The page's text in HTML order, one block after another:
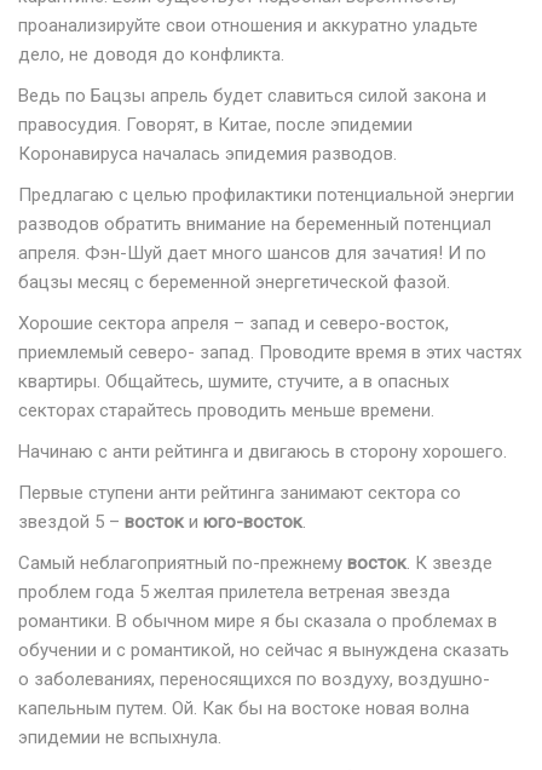
проанализируйте свои отношения и аккуратно уладьте
дело, не доводя до конфликта.
Ведь по Бацзы апрель будет славиться силой закона и
правосудия. Говорят, в Китае, после эпидемии
Коронавируса началась эпидемия разводов.
Предлагаю с целью профилактики потенциальной энергии
разводов обратить внимание на беременный потенциал
апреля. Фэн-Шуй дает много шансов для зачатия! И по
бацзы месяц с беременной энергетической фазой.
Хорошие сектора апреля – запад и северо-восток,
приемлемый северо- запад. Проводите время в этих частях
квартиры. Общайтесь, шумите, стучите, а в опасных
секторах старайтесь проводить меньше времени.
Начинаю с анти рейтинга и двигаюсь в сторону хорошего.
Первые ступени анти рейтинга занимают сектора со
звездой 5 – восток и юго-восток.
Самый неблагоприятный по-прежнему восток. К звезде
проблем года 5 желтая прилетела ветреная звезда
романтики. В обычном мире я бы сказала о проблемах в
обучении и с романтикой, но сейчас я вынуждена сказать
о заболеваниях, переносящихся по воздуху, воздушно-
капельным путем. Ой. Как бы на востоке новая волна
эпидемии не вспыхнула.